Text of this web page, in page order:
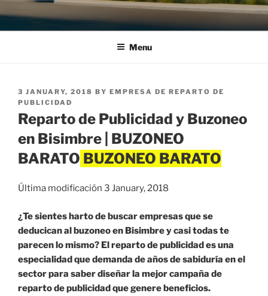
Menu
POSTED
ON
3 JANUARY, 2018 BY EMPRESA DE REPARTO DE
PUBLICIDAD
Reparto de Publicidad y Buzoneo
en Bisimbre | BUZONEO
BARATO
Última modificación 3 January, 2018
¿Te sientes harto de buscar empresas que se
deducican al buzoneo en Bisimbre y casi todas te
parecen lo mismo? El reparto de publicidad es una
especialidad que demanda de años de sabiduría en el
sector para saber diseñar la mejor campaña de
reparto de publicidad que genere beneficios.